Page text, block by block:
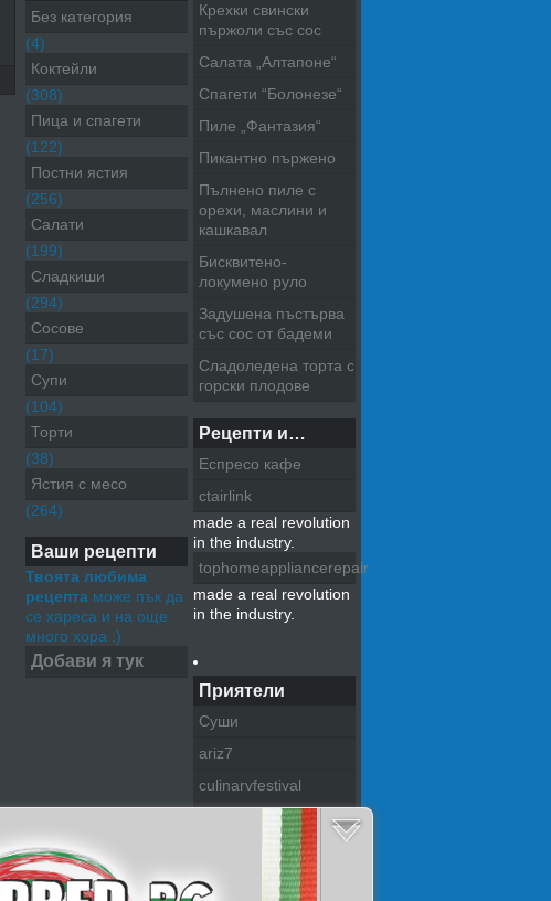
Крехки свински
пържоли със сос
Салата „Алтапоне“
Спагети “Болонезе“
Пиле „Фантазия“
Пикантно пържено
Пълнено пиле с
орехи, маслини и
кашкавал
Бисквитено-
локумено руло
Задушена пъстърва
със сос от бадеми
Сладоледена торта с
горски плодове
Рецепти и…
Еспресо кафе
ctairlink
made a real revolution
in the industry.
tophomeappliancerepair
made a real revolution
in the industry.
Приятели
Суши
ariz7
culinarvfestival
pazitel na tradiciite
Без категория
(4)
Коктейли
(308)
Пица и спагети
(122)
Постни ястия
(256)
Салати
(199)
Сладкиши
(294)
Сосове
(17)
Супи
(104)
Торти
(38)
Ястия с месо
(264)
Ваши рецепти
Твоята любима
рецепта може пък да
се хареса и на още
много хора :)
Добави я тук